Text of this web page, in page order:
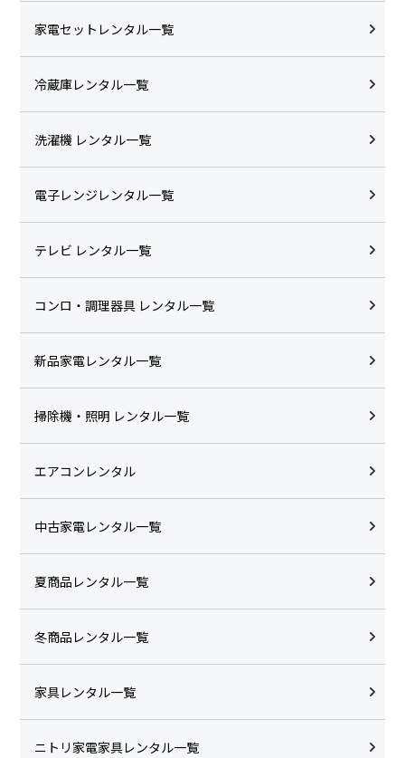
家電セットレンタル一覧
冷蔵庫レンタル一覧
洗濯機 レンタル一覧
電子レンジレンタル一覧
テレビ レンタル一覧
コンロ・調理器具 レンタル一覧
新品家電レンタル一覧
掃除機・照明 レンタル一覧
エアコンレンタル
中古家電レンタル一覧
夏商品レンタル一覧
冬商品レンタル一覧
家具レンタル一覧
ニトリ家電家具レンタル一覧